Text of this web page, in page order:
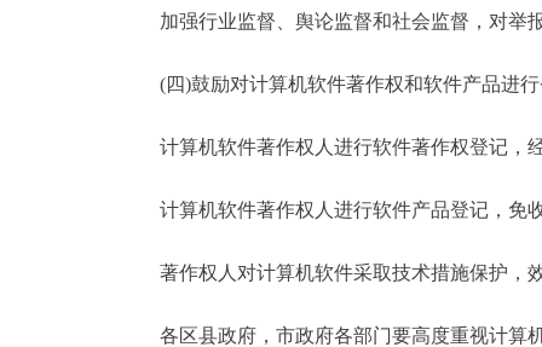
加强行业监督、舆论监督和社会监督，对举
(四)鼓励对计算机软件著作权和软件产品进行
计算机软件著作权人进行软件著作权登记，
计算机软件著作权人进行软件产品登记，免
著作权人对计算机软件采取技术措施保护，
各区县政府，市政府各部门要高度重视计算机